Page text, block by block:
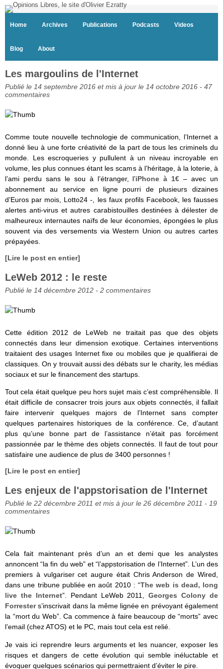
Home Archives Publications Podcasts Videos
Blog About
Les margoulins de l'Internet
Publié le 14 septembre 2016 et mis à jour le 14 octobre 2016 - 47
commentaires
Comme toute nouvelle technologie de communication, l’Internet a
donné lieu à une forte créativité de la part de tous les criminels du
monde. Les escroqueries y pullulent à un niveau incroyable en
volume, les plus connues étant les scams à l’héritage, à la loterie, à
l’ami perdu sans le sou à l’étranger, l’iPhone à 1€ – avec un
abonnement au service en ligne pourri de plusieurs dizaines
d’Euros par mois, Lotto24 -, les faux profils Facebook, les fausses
alertes anti-virus et autres carabistouilles destinées à délester de
malheureux internautes naïfs de leur économies, épongées le plus
souvent via des versements via Western Union ou autres cartes
prépayées.
[Lire le post en entier]
LeWeb 2012 : le reste
Publié le 14 décembre 2012 - 2 commentaires
Cette édition 2012 de LeWeb ne traitait pas que des objets
connectés dans leur dimension exotique. Certaines interventions
traitaient des usages Internet fixe ou mobiles que je qualifierai de
classiques. On y trouvait aussi des débats sur le charity, les médias
sociaux et sur le financement des startups.
Tout cela était quelque peu hors sujet mais c’est compréhensible. Il
était difficile de consacrer trois jours aux objets connectés, il fallait
faire intervenir quelques majors de l’Internet sans compter
quelques partenaires historiques de la conférence. Ce, d’autant
plus qu’une bonne part de l’assistance n’était pas forcément
passionnée par le thème des objets connectés. Il faut de tout pour
satisfaire une audience de plus de 3400 personnes !
[Lire le post en entier]
Les enjeux de l'appstorisation de l'Internet
Publié le 22 décembre 2011 et mis à jour le 26 décembre 2011 - 19
commentaires
Cela fait maintenant près d’un an et demi que les analystes
annoncent “la fin du web” et “l’appstorisation de l’Internet”. L’un des
premiers à vulgariser cet augure était Chris Anderson de Wired,
dans une tribune publiée en août 2010 : “The web is dead, long
live the Internet”. Pendant LeWeb 2011,Georges Colony de
Forresters’inscrivait dans la même lignée en prévoyant également
la “mort du Web”. Ca commence à faire beaucoup de “morts” avec
l’email (chez ATOS) et le PC, mais tout cela est relié.
Je vais ici reprendre leurs arguments et les nuancer, exposer les
risques et dangers de cette évolution qui semble inéluctable et
évoquer quelques scénarios qui permettraient d’éviter le pire.